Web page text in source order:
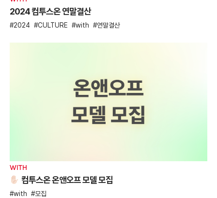
2024 컴투스온 연말결산
2024 CULTURE with 연말결산
WITH
컴투스온 온앤오프 모델 모집
with 모집